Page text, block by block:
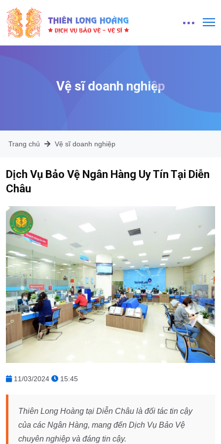
Vệ sĩ doanh nghiệp
Trang chủ Vệ sĩ doanh nghiệp
Dịch Vụ Bảo Vệ Ngân Hàng Uy Tín Tại Diễn
Châu
11/03/2024 15:45
Thiên Long Hoàng tại Diễn Châu là đối tác tin cậy
của các Ngân Hàng, mang đến Dịch Vụ Bảo Vệ
chuyên nghiệp và đáng tin cậy.